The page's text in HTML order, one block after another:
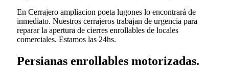
En Cerrajero ampliacion poeta lugones lo encontrará de
inmediato. Nuestros cerrajeros trabajan de urgencia para
reparar la apertura de cierres enrollables de locales
comerciales. Estamos las 24hs.
Persianas enrollables motorizadas.